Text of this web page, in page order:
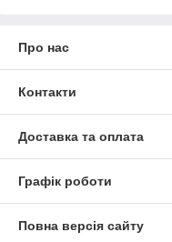
Про нас
Контакти
Доставка та оплата
Графік роботи
Повна версія сайту